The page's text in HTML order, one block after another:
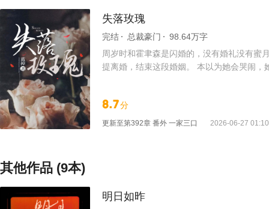
失落玫瑰
完结 总裁豪门
98.64万字
周岁时和霍聿森是闪婚的，没有婚礼没有蜜
提离婚，结束这段婚姻。 本以为她会哭闹
8.7分
更新至第392章 番外 一家三口 2026-06-27
其他作品 (9本)
明日如昨